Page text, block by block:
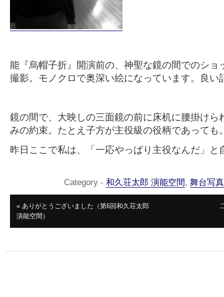
能『烏帽子折』開演前の、神聖な鏡の間でのショ
撮影。モノクロで奥深い絵になっています。良い
鏡の間で、大映しの三面鏡の前に床机に腰掛けら
みの約束。たとえ子方が主役級の役柄であっても
昨日ここで私は、「一応やっぱり主役なんだ」
Category - 和久荘太郎 演能空間, 舞台写真
« ありがとうございました（第6回和久荘太郎
演能空間）